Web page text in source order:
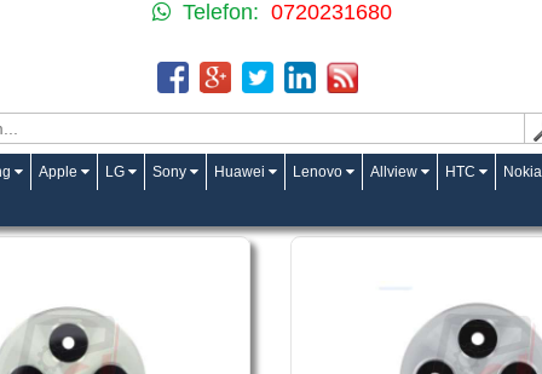
Telefon: 0720231680
Apple LG Sony Huawei Lenovo Allview HTC Nokia